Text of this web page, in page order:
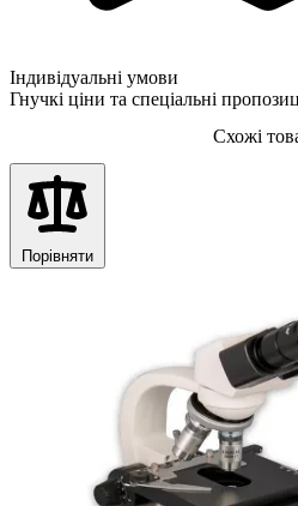
Індивідуальні умови
Гнучкі ціни та спеціальні
Схожі
Порівняти